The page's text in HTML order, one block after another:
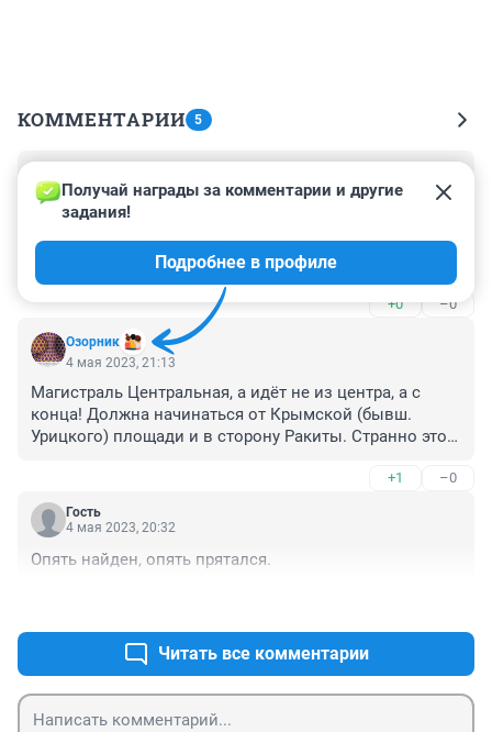
КОММЕНТАРИИ 5
21 октября 2024, 14:41
В 23м году ещё непонятно было,что есть новостройки
? А сейчас очень нужна эта дорога,одна
Стройкерамика разрослась насколько! Строительство
дороги вот тормозят ,а продажа квартир идёт полным
ходом.Сделайте жизнь людей комфортной.
+0 –0
Озорник
Получай награды за комментарии и другие
задания!
Подробнее в профиле
4 мая 2023, 21:13
Магистраль Центральная, а идёт не из центра, а с
конца! Должна начинаться от Крымской (бывш.
Урицкого) площади и в сторону Ракиты. Странно это -
+1 –0
Гость
4 мая 2023, 20:32
Опять найден, опять прятался.
Читать все комментарии